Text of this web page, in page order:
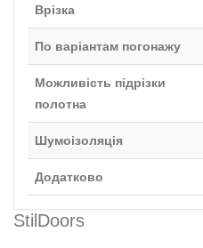
Врізка
По варіантам погонажу
Можливість підрізки
полотна
Шумоізоляція
Додатково
StilDoors